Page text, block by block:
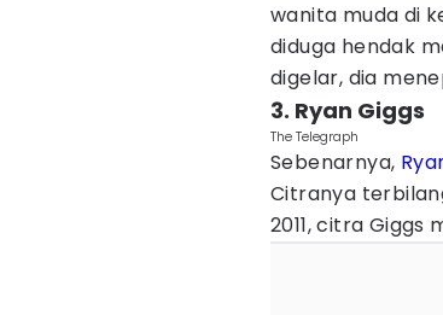
wanita muda di
diduga hendak
digelar, dia
3. Ryan Giggs
The Telegraph
Sebenarnya,
Citranya
2011, citra Giggs